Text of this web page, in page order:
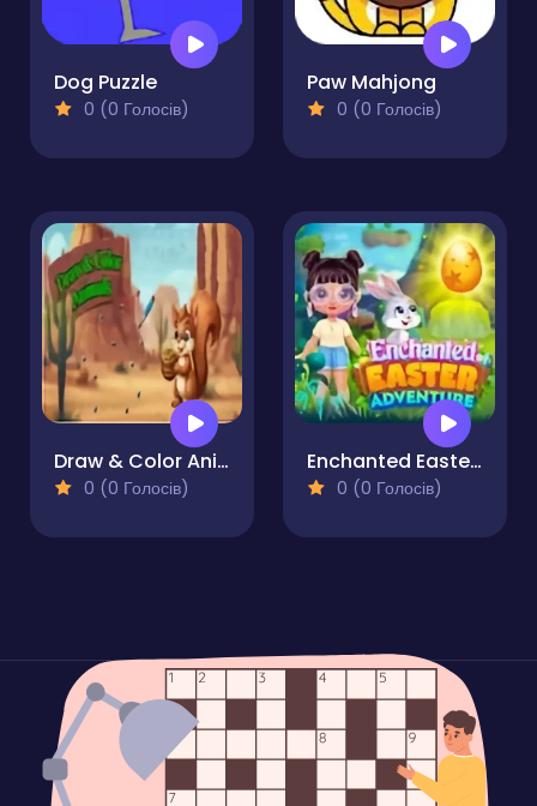
Dog Puzzle
0 (0 Голосів)
Paw Mahjong
0 (0 Голосів)
Draw & Color Animals
0 (0 Голосів)
Enchanted Easter Adventure
0 (0 Голосів)